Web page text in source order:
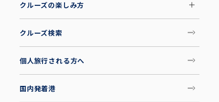
クルーズの楽しみ方
クルーズ検索
個人旅行される方へ
国内発着港